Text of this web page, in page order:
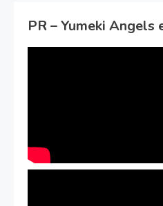
PR – Yumeki Angels